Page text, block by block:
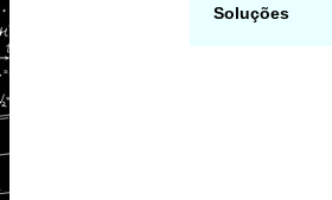
Soluções